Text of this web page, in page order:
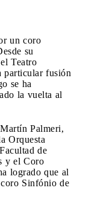
un coro
su
Teatro
particular fusión
se ha
la vuelta al
Palmeri,
Orquesta
de
y el Coro
logrado que al
Sinfónio de